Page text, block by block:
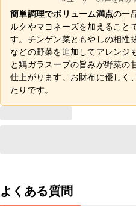
簡単調理でボリューム満点の一
ルクやマヨネーズを加えること
す。チンゲン菜ともやしの相性
などの野菜を追加してアレンジ
と鶏ガラスープの旨みが野菜の
仕上がります。お財布に優しく
たりです。
よくある質問